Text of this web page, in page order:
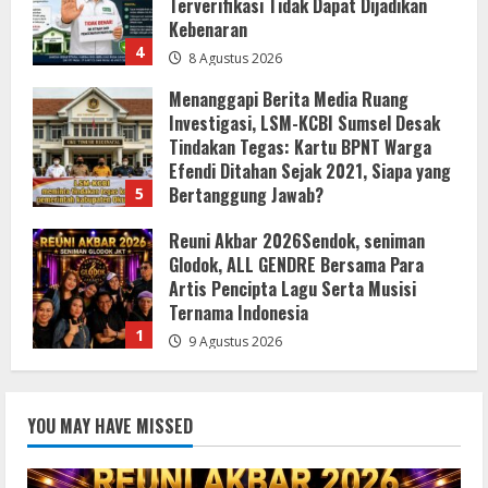
4
Terverifikasi Tidak Dapat Dijadikan
Kebenaran
8 Agustus 2026
5
Menanggapi Berita Media Ruang
Investigasi, LSM-KCBI Sumsel Desak
Tindakan Tegas: Kartu BPNT Warga
Efendi Ditahan Sejak 2021, Siapa yang
Bertanggung Jawab?
1
Reuni Akbar 2026Sendok, seniman
Glodok, ALL GENDRE Bersama Para
Artis Pencipta Lagu Serta Musisi
Ternama Indonesia
9 Agustus 2026
2
Partai PPP di Hotel Sri Utami Kulango.
YOU MAY HAVE MISSED